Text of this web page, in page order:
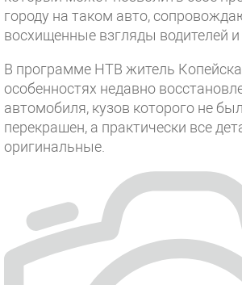
городу на таком авто,
восхищенные взгляды водителей и
В программе НТВ житель
особенностях недавно
автомобиля, кузов которого не
перекрашен, а практически все
оригинальные.